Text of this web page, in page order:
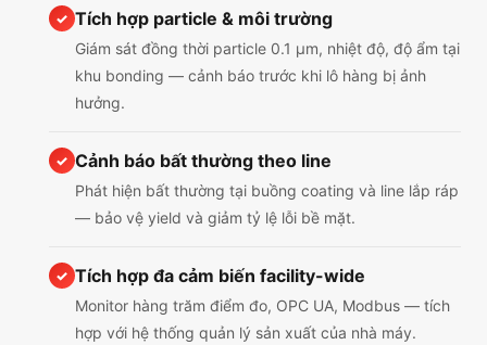
✓ Tích hợp particle & môi trường
Giám sát đồng thời particle 0.1 µm, nhiệt độ, độ ẩm tại
khu bonding — cảnh báo trước khi lô hàng bị ảnh
hưởng.
✓ Cảnh báo bất thường theo line
Phát hiện bất thường tại buồng coating và line lắp ráp
— bảo vệ yield và giảm tỷ lệ lỗi bề mặt.
✓ Tích hợp đa cảm biến facility-wide
Monitor hàng trăm điểm đo, OPC UA, Modbus — tích
hợp với hệ thống quản lý sản xuất của nhà máy.